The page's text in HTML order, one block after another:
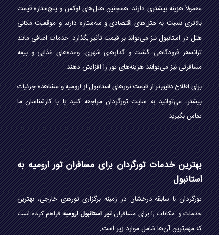
معمولاً هزینه بیشتری دارند. همچنین هتل‌های لوکس و پنج‌ستاره قیمت
بالاتری نسبت به هتل‌های اقتصادی و سه‌ستاره دارند و موقعیت مکانی
هتل در استانبول نیز می‌تواند بر قیمت تأثیر بگذارد. خدمات اضافی مانند
ترانسفر فرودگاهی، گشت و گذارهای شهری، وعده‌های غذایی و بیمه
مسافرتی نیز می‌توانند هزینه‌های تور را افزایش دهند.
برای اطلاع دقیق‌تر از قیمت تورهای استانبول از ارومیه و مشاهده جزئیات
بیشتر، می‌توانید به سایت تورگردان مراجعه کنید یا با کارشناسان ما
تماس بگیرید.
بهترین خدمات تورگردان برای مسافران تور ارومیه به
استانبول
تورگردان با سابقه درخشان در زمینه برگزاری تورهای خارجی، بهترین
خدمات و امکانات را برای مسافرانتور استانبول ارومیهفراهم کرده است
که مهم‌ترین آن‌ها شامل موارد زیر است: